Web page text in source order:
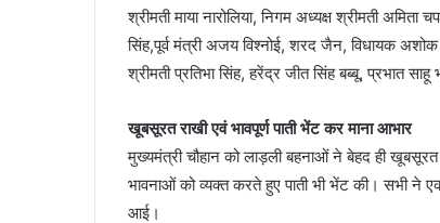
श्रीमती माया नारोलिया, निगम अध्यक्ष श्रीमती
सिंह,पूर्व मंत्री अजय विश्नोई, शरद जैन, विधायक अशोक
श्रीमती प्रतिभा सिंह, हरेंद्र जीत सिंह बब्बू, प्रभात साहू
खूबसूरत राखी एवं भावपूर्ण पाती भेंट कर माना आभार
मुख्यमंत्री चौहान को लाड़ली बहनाओं ने बेहद ही
भावनाओं को व्यक्त करते हुए पाती भी भेंट की। सभी ने
आई।